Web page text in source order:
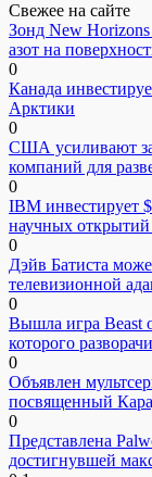
Свежее на сайте
Зонд New
азот на
0
Канада
Арктики
0
США усиливают
компаний для
0
IBM инвестирует
научных
0
Дэйв Батиста
телевизионной
0
Вышла игра Beast
которого
0
Объявлен
посвященный
0
Представлена
достигнувшей